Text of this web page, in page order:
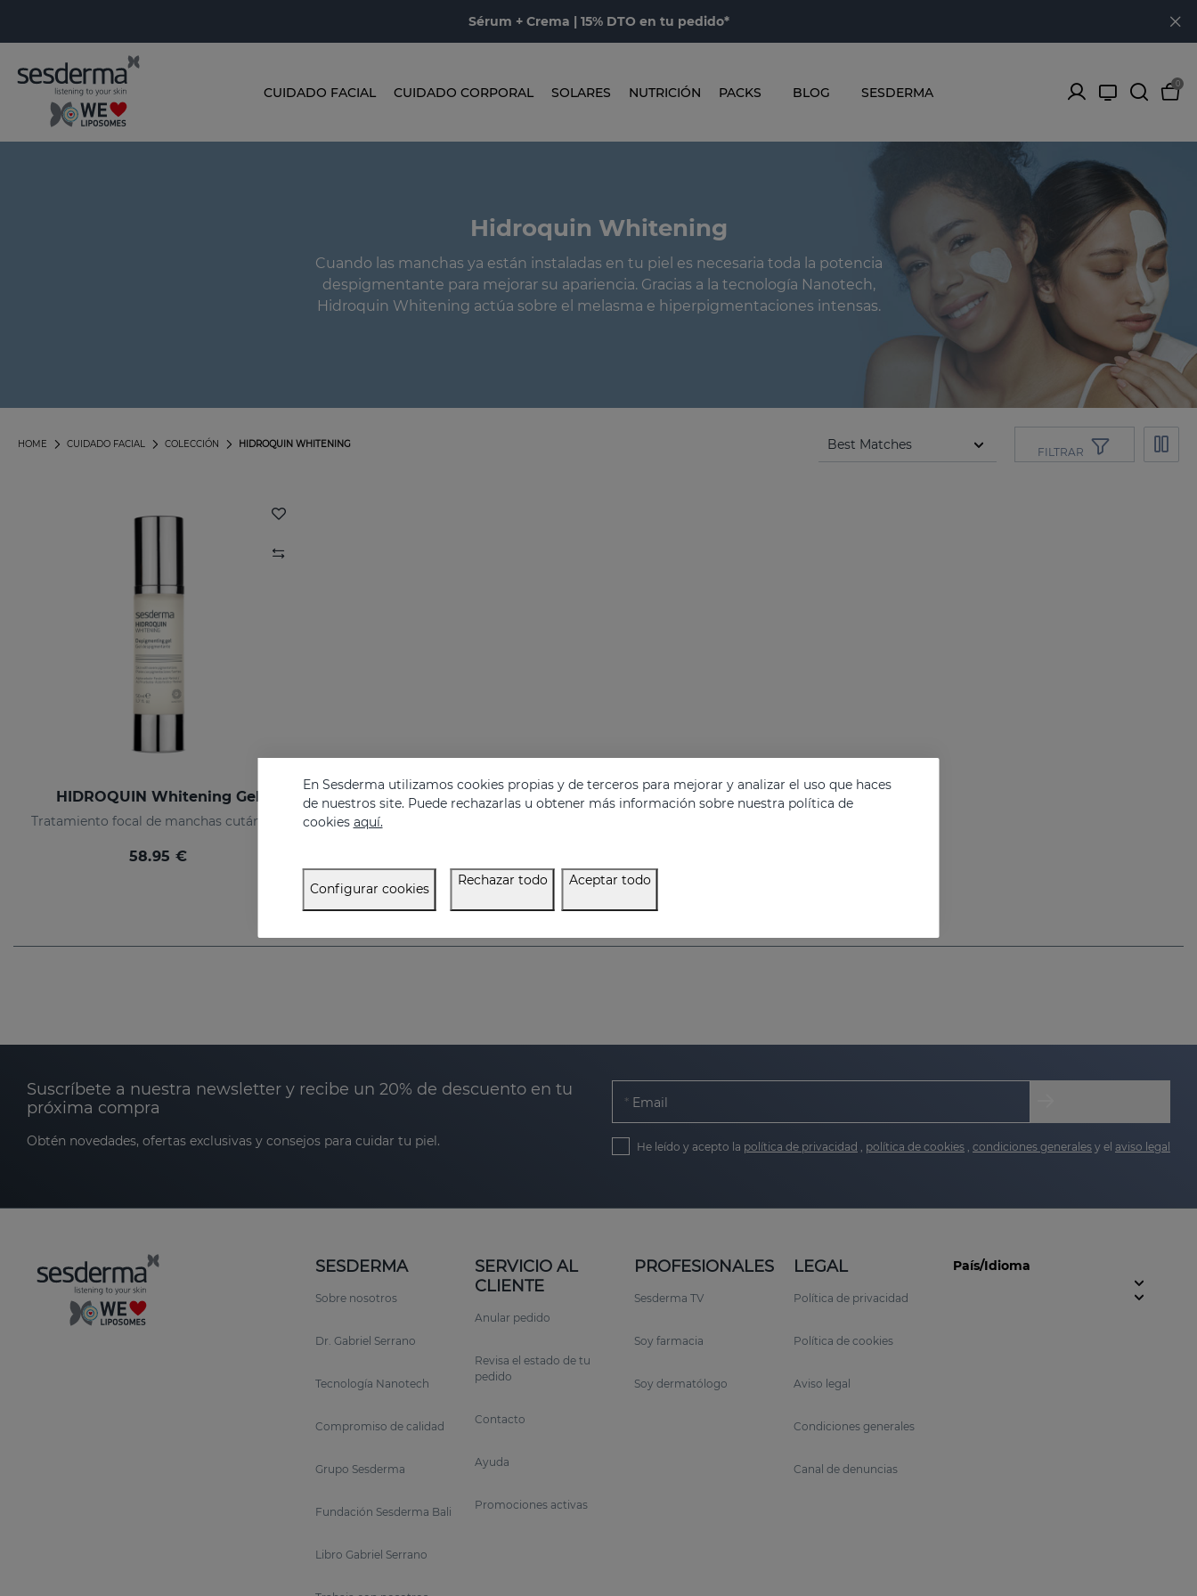
Sérum + Crema | 15% DTO en tu pedido*
CUIDADO FACIAL CUIDADO CORPORAL SOLARES NUTRICIÓN PACKS BLOG SESDERMA
0
Hidroquin Whitening
Cuando las manchas ya están instaladas en tu piel es necesaria toda la potencia
despigmentante para mejorar su apariencia. Gracias a la tecnología Nanotech,
Hidroquin Whitening actúa sobre el melasma e hiperpigmentaciones intensas.
HIDROQUIN WHITENING
COLECCIÓN
CUIDADO FACIAL
HOME
FILTRAR
HIDROQUIN Whitening Gel
58.95 €
Suscríbete a nuestra newsletter y recibe un 20% de descuento en tu
próxima compra
Obtén novedades, ofertas exclusivas y consejos para cuidar tu piel.
Email
He leído y acepto la política de privacidad política de cookies condiciones generales y el aviso legal
SESDERMA
Sobre nosotros
Dr. Gabriel Serrano
Tecnología Nanotech
Compromiso de calidad
Grupo Sesderma
Fundación Sesderma Bali
Libro Gabriel Serrano
SERVICIO AL
CLIENTE
Anular pedido
Revisa el estado de tu
pedido
Contacto
Ayuda
Promociones activas
PROFESIONALES
Sesderma TV
Soy farmacia
Soy dermatólogo
LEGAL
Política de privacidad
Política de cookies
Aviso legal
Condiciones generales
Canal de denuncias
País/Idioma
En Sesderma utilizamos cookies propias y de terceros para mejorar y analizar el uso que haces
de nuestros site. Puede rechazarlas u obtener más información sobre nuestra política de
cookies aquí.
Configurar cookies
Rechazar todo Aceptar todo